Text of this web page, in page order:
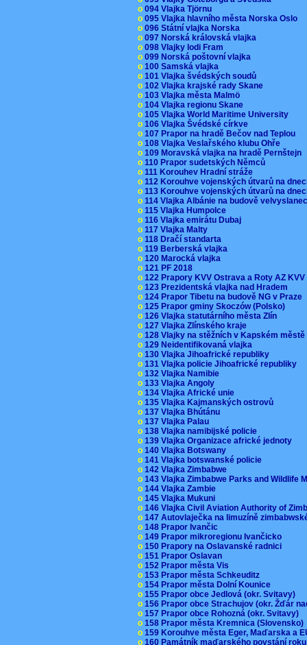
o 094 Vlajka Tjörnu
o 095 Vlajka hlavního města Norska Oslo
o 096 Státní vlajka Norska
o 097 Norská královská vlajka
o 098 Vlajky lodi Fram
o 099 Norská poštovní vlajka
o 100 Samská vlajka
o 101 Vlajka švédských soudů
o 102 Vlajka krajské rady Skane
o 103 Vlajka města Malmö
o 104 Vlajka regionu Skane
o 105 Vlajka World Maritime University
o 106 Vlajka Švédské církve
o 107 Prapor na hradě Bečov nad Teplou
o 108 Vlajka Veslařského klubu Ohře
o 109 Moravská vlajka na hradě Pernštejn
o 110 Prapor sudetských Němců
o 111 Korouhev Hradní stráže
o 112 Korouhve vojenských útvarů na
o 113 Korouhve vojenských útvarů na
o 114 Vlajka Albánie na budově
o 115 Vlajka Humpolce
o 116 Vlajka emirátu Dubaj
o 117 Vlajka Malty
o 118 Dračí standarta
o 119 Berberská vlajka
o 120 Marocká vlajka
o 121 PF 2018
o 122 Prapory KVV Ostrava a Roty AZ
o 123 Prezidentská vlajka nad Hradem
o 124 Prapor Tibetu na budově NG v Praze
o 125 Prapor gminy Skoczów (Polsko)
o 126 Vlajka statutárního města Zlín
o 127 Vlajka Zlínského kraje
o 128 Vlajky na stěžních v Kapském
o 129 Neidentifikovaná vlajka
o 130 Vlajka Jihoafrické republiky
o 131 Vlajka policie Jihoafrické republiky
o 132 Vlajka Namibie
o 133 Vlajka Angoly
o 134 Vlajka Africké unie
o 135 Vlajka Kajmanských ostrovů
o 137 Vlajka Bhútánu
o 137 Vlajka Palau
o 138 Vlajka namibijské policie
o 139 Vlajka Organizace africké jednoty
o 140 Vlajka Botswany
o 141 Vlajka botswanské policie
o 142 Vlajka Zimbabwe
o 143 Vlajka Zimbabwe Parks and Wildlife
o 144 Vlajka Zambie
o 145 Vlajka Mukuni
o 146 Vlajka Civil Aviation Authority of
o 147 Autovlaječka na limuzíně
o 148 Prapor Ivančic
o 149 Prapor mikroregionu Ivančicko
o 150 Prapory na Oslavanské radnici
o 151 Prapor Oslavan
o 152 Prapor města Vis
o 153 Prapor města Schkeuditz
o 154 Prapor města Dolní Kounice
o 155 Prapor obce Jedlová (okr. Svitavy)
o 156 Prapor obce Strachujov (okr. Žďár
o 157 Prapor obce Rohozná (okr. Svitavy)
o 158 Prapor města Kremnica (Slovensko)
o 159 Korouhve města Eger, Maďarska a
o 160 Památník maďarského povstání